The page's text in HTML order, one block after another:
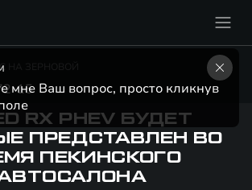
НА ЗЕРНОВОЙ
15
RX PHEV БУДЕТ
ПРЕДСТАВЛЕН ВО
ПЕКИНСКОГО
мне Ваш вопрос, просто кликнув